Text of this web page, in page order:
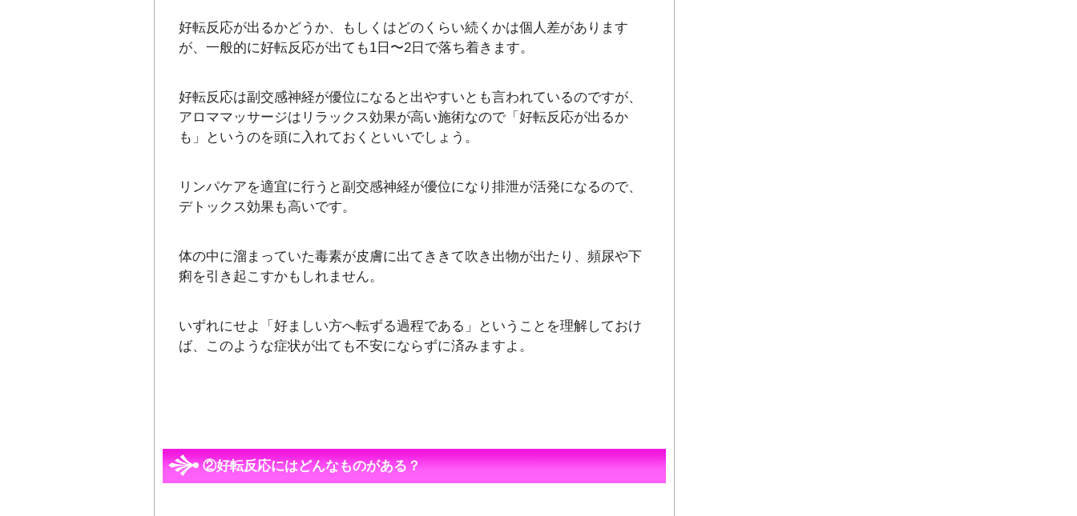
好転反応が出るかどうか、もしくはどのくらい続くかは個人差があります
が、一般的に好転反応が出ても1日〜2日で落ち着きます。
好転反応は副交感神経が優位になると出やすいとも言われているのですが、
アロママッサージはリラックス効果が高い施術なので「好転反応が出るか
も」というのを頭に入れておくといいでしょう。
リンパケアを適宜に行うと副交感神経が優位になり排泄が活発になるので、
デトックス効果も高いです。
体の中に溜まっていた毒素が皮膚に出てききて吹き出物が出たり、頻尿や下
痢を引き起こすかもしれません。
いずれにせよ「好ましい方へ転ずる過程である」ということを理解しておけ
ば、このような症状が出ても不安にならずに済みますよ。
②好転反応にはどんなものがある？